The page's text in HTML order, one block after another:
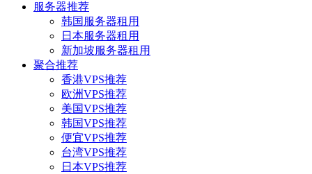
服务器推荐
韩国服务器租用
日本服务器租用
新加坡服务器租用
聚合推荐
香港VPS推荐
欧洲VPS推荐
美国VPS推荐
韩国VPS推荐
便宜VPS推荐
台湾VPS推荐
日本VPS推荐